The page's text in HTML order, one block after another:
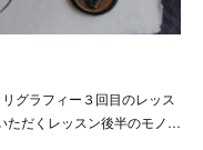
グラフィー３回目のレッス
ただくレッスン後半のモノ…